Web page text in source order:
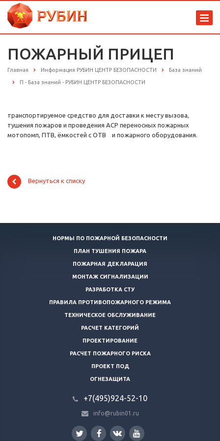
ПОЖАРНЫЙ ПРИЦЕП
Главная Информация РУБИН ЦЕНТР БЕЗОПАСНОСТИ База знаний
П - База знаний - РУБИН ЦЕНТР БЕЗОПАСНОСТИ
транспортируемое средство для доставки к месту вызова,
тушения пожаров и проведения АСР переносных пожарных
мотопомп, ПТВ, ёмкостей с ОТВ и пожарного оборудования.
Вернуться к списку
НОРМЫ ПО ПОЖАРНОЙ БЕЗОПАСНОСТИ
ПЛАН ТУШЕНИЯ ПОЖАРА
ПОЖАРНАЯ ДЕКЛАРАЦИЯ
МОНТАЖ СИГНАЛИЗАЦИИ
РАЗРАБОТКА СТУ
ПРАВИЛА ПРОТИВОПОЖАРНОГО РЕЖИМА
ТЕХНИЧЕСКОЕ ОБСЛУЖИВАНИЕ
РАСЧЕТ КАТЕГОРИЙ
ПРОЕКТИРОВАНИЕ
РАСЧЕТ ПОЖАРНОГО РИСКА
ПРОЕКТ ПОД
ОГНЕЗАЩИТА
+7(495)924-52-10
info@rubin01.ru